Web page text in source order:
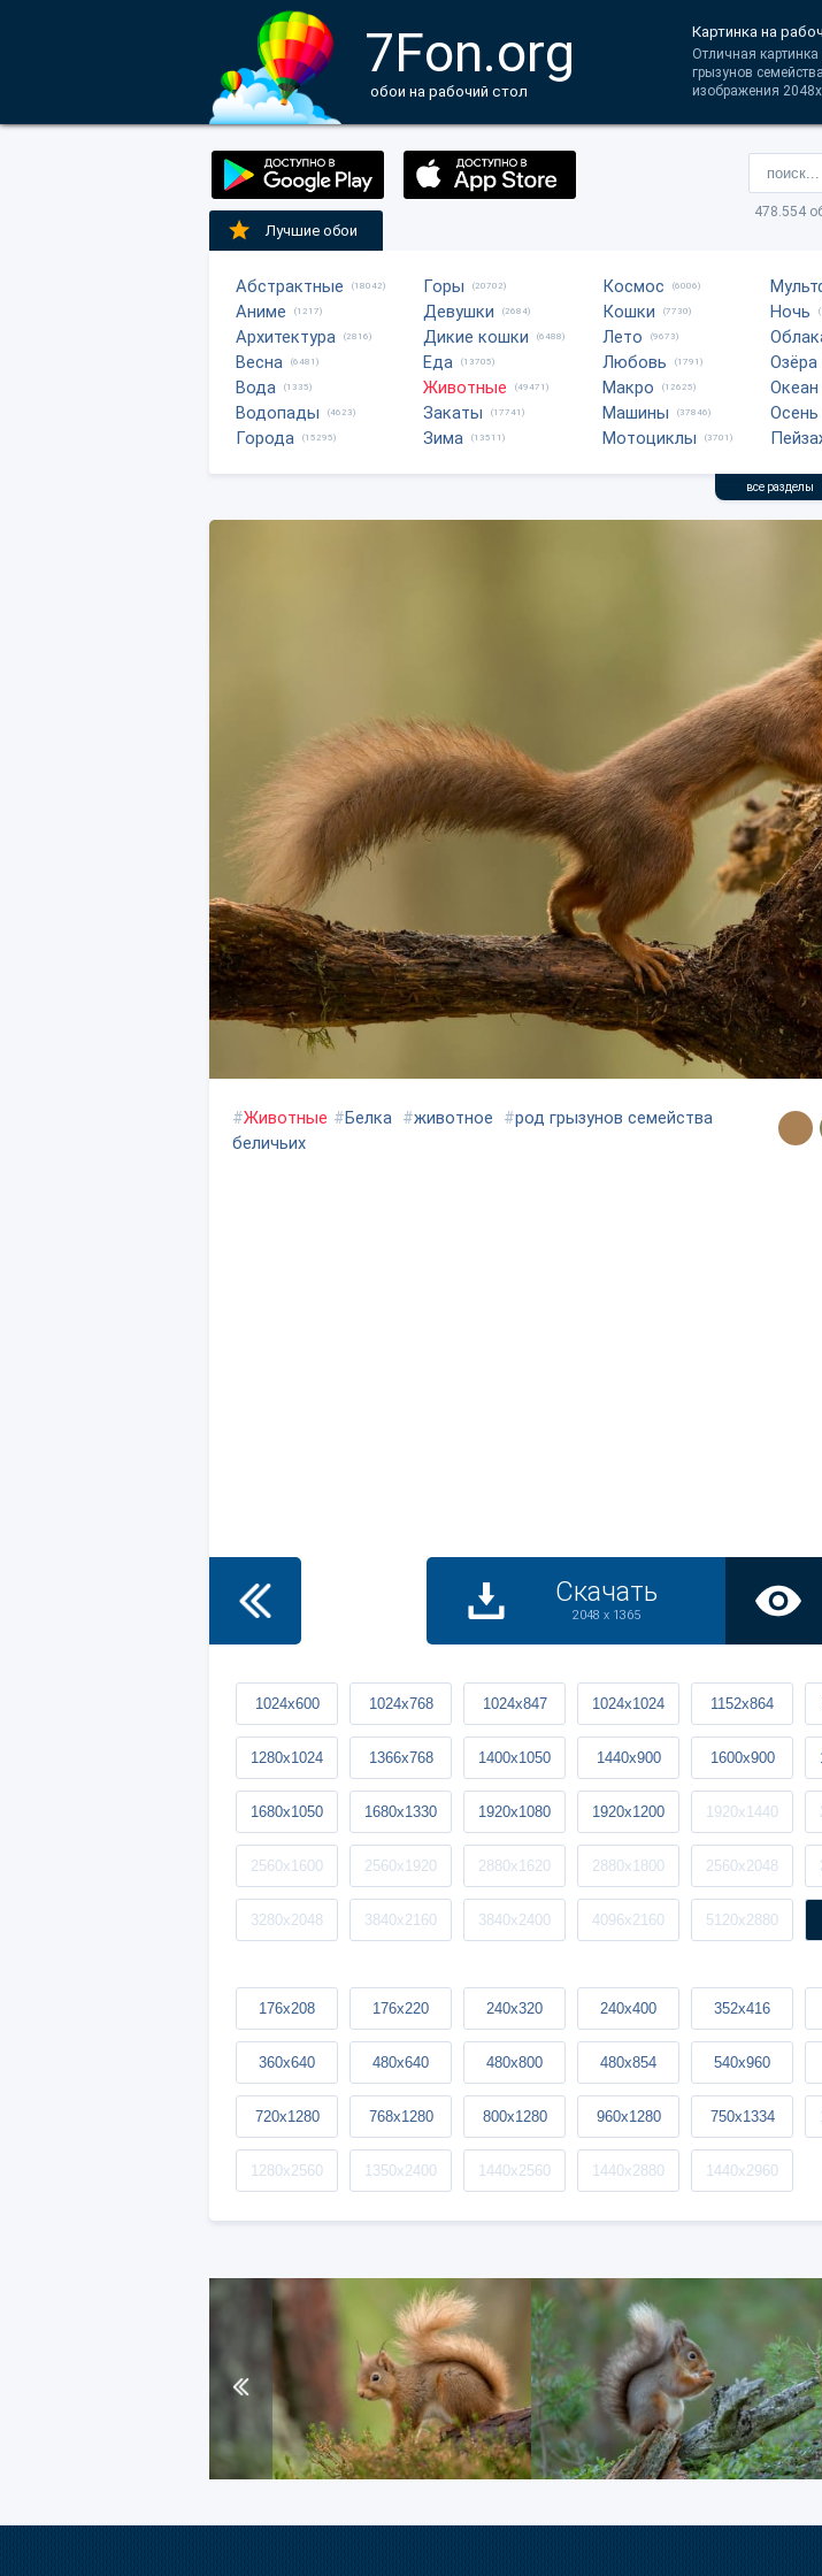
7Fon.org
обои на рабочий стол
Картинка на
Отличная
грызунов
изображения
478.554
Лучшие обои
Абстрактные (18042)
Аниме (1217)
Архитектура (2816)
Весна (6481)
Вода (1335)
Водопады (4623)
Города (15295)
Горы (20702)
Девушки (2684)
Дикие кошки (6488)
Еда (13705)
Животные (49471)
Закаты (17741)
Зима (13511)
Космос (6006)
Кошки (7730)
Лето (9673)
Любовь (1791)
Макро (12625)
Машины (37846)
Мотоциклы (3701)
Ночь
Озёра
Океан
Осень
все разделы
#Животные #Белка #животное #род грызунов семейства
беличьих
Скачать
2048 x 1365
1024x600 1024x768 1024x847 1024x1024 1152x864
1280x1024 1366x768 1400x1050 1440x900 1600x900
1680x1050 1680x1330 1920x1080 1920x1200 1920x1440
2560x1600 2560x1920 2880x1620 2880x1800 2560x2048
3280x2048 3840x2160 3840x2400 4096x2160 5120x2880
176x208 176x220 240x320 240x400 352x416
360x640 480x640 480x800 480x854 540x960
720x1280 768x1280 800x1280 960x1280 750x1334
1280x2560 1350x2400 1440x2560 1440x2880 1440x2960